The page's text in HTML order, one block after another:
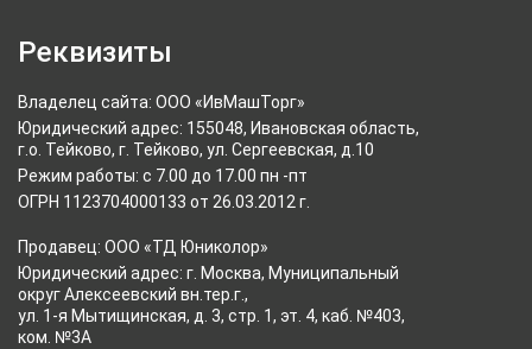
Реквизиты
Владелец сайта: ООО «ИвМашТорг»
Юридический адрес: 155048, Ивановская область,
г.о. Тейково, г. Тейково, ул. Сергеевская, д.10
Режим работы: с 7.00 до 17.00 пн -пт
ОГРН 1123704000133 от 26.03.2012 г.
Продавец: ООО «ТД Юниколор»
Юридический адрес: г. Москва, Муниципальный
округ Алексеевский вн.тер.г.,
ул. 1-я Мытищинская, д. 3, стр. 1, эт. 4, каб. №403,
ком. №3А